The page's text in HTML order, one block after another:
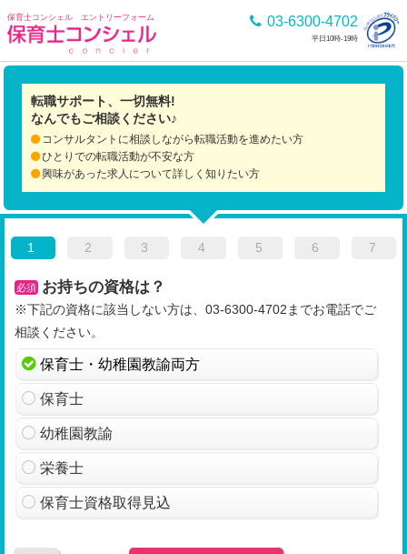
保育士コンシェル エントリーフォーム 03-6300-4702
平日10時-19時
転職サポート、一切無料!
なんでもご相談ください♪
コンサルタントに相談しながら転職活動を進めたい方
ひとりでの転職活動が不安な方
興味があった求人について詳しく知りたい方
1 2 3 4 5 6 7
必須 お持ちの資格は？
※下記の資格に該当しない方は、03-6300-4702までお電話でご
相談ください。
保育士・幼稚園教諭両方
保育士
幼稚園教諭
栄養士
保育士資格取得見込